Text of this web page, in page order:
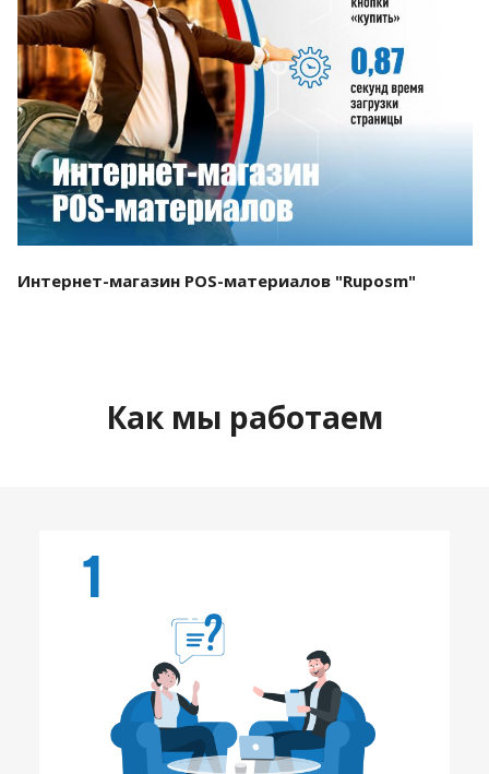
Смотреть проект
Интернет-магазин POS-материалов "Ruposm"
Как мы работаем
1